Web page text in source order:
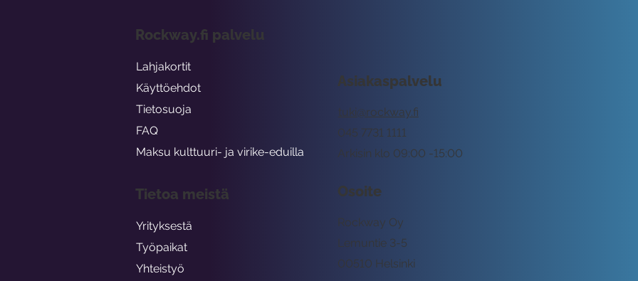
Asiakaspalvelu
tuki@rockway.fi
Arkisin klo 09:00 -15:00
045 7731 1111
Osoite
Rockway Oy
Lemuntie 3-5
00510 Helsinki
Rockway.fi palvelu
Lahjakortit
Käyttöehdot
Tietosuoja
FAQ
Maksu kulttuuri- ja virike-eduilla
Tietoa meistä
Yrityksestä
Työpaikat
Yhteistyö